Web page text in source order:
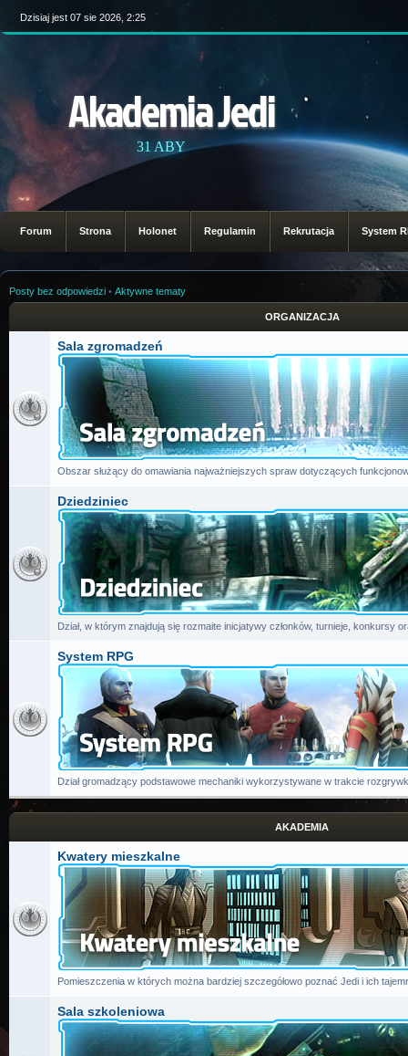
Dzisiaj jest 07 sie 2026, 2:25
Akademia Jedi
31 ABY
Forum Strona Holonet Regulamin Rekrutacja System
Posty bez odpowiedzi • Aktywne tematy
ORGANIZACJA
Sala zgromadzeń
Obszar służący do omawiania najważniejszych spraw dotyczących
Dziedziniec
Dział, w którym znajdują się rozmaite inicjatywy członków, turnieje, konkursy
System RPG
Dział gromadzący podstawowe mechaniki wykorzystywane w trakcie
AKADEMIA
Kwatery mieszkalne
Pomieszczenia w których można bardziej szczegółowo poznać Jedi i ich
Sala szkoleniowa